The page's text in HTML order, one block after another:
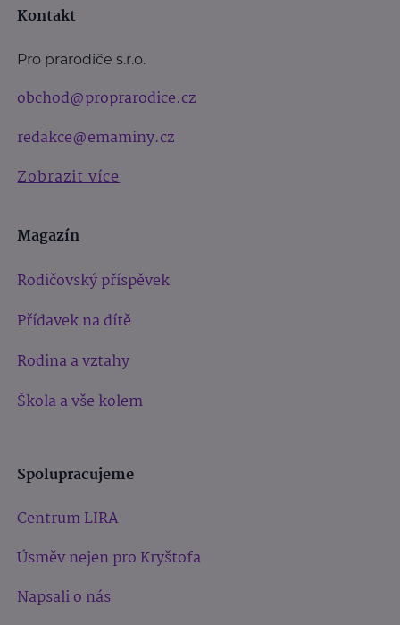
Kontakt
Pro prarodiče s.r.o.
obchod@proprarodice.cz
redakce@emaminy.cz
Zobrazit více
Magazín
Rodičovský příspěvek
Přídavek na dítě
Rodina a vztahy
Škola a vše kolem
Spolupracujeme
Centrum LIRA
Úsměv nejen pro Kryštofa
Napsali o nás